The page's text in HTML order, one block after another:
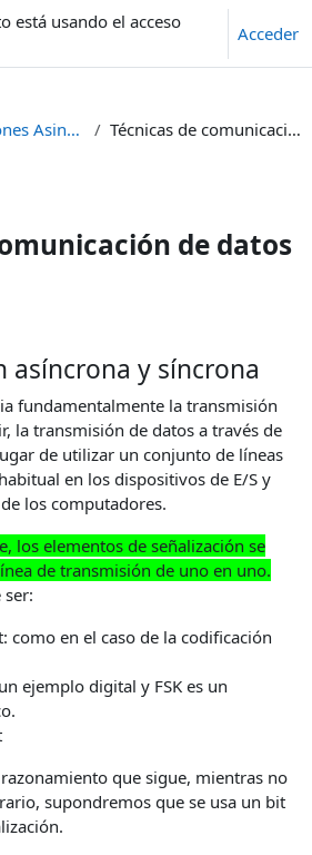
está usando el acceso
Acceder
4- Comunicaciones Asincrónicas y Sincrónicas Técnicas de comunicación de datos digitales
de datos
asíncrona y síncrona
fundamentalmente la transmisión
la transmisión de datos a través de
de utilizar un conjunto de líneas
en los dispositivos de E/S y
los computadores.
los elementos de señalización se
de transmisión de uno en uno.
ser:
como en el caso de la codificación
ejemplo digital y FSK es un
que sigue, mientras no
supondremos que se usa un bit